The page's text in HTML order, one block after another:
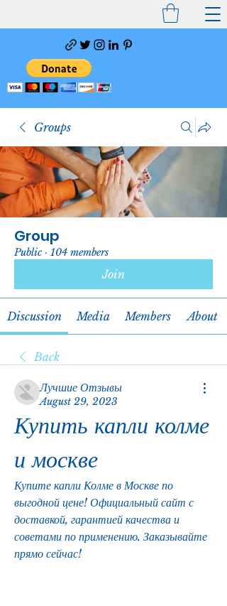
Groups
Group
Public · 104 members
Join
Discussion Media Members About
Back
Лучшие Отзывы
August 29, 2023
Купить капли колме
и москве
Купите капли Колме в Москве по
выгодной цене! Официальный сайт с
доставкой, гарантией качества и
советами по применению. Заказывайте
прямо сейчас!